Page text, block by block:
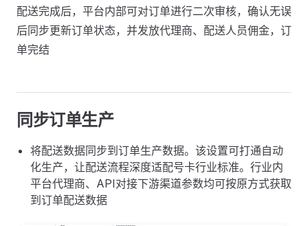
配送完成后，平台内部可对订单进行二次审核，确认无误
后同步更新订单状态，并发放代理商、配送人员佣金，订
单完结
同步订单生产
将配送数据同步到订单生产数据。该设置可打通自动
化生产，让配送流程深度适配号卡行业标准。行业内
平台代理商、API对接下游渠道参数均可按原方式获取
到订单配送数据